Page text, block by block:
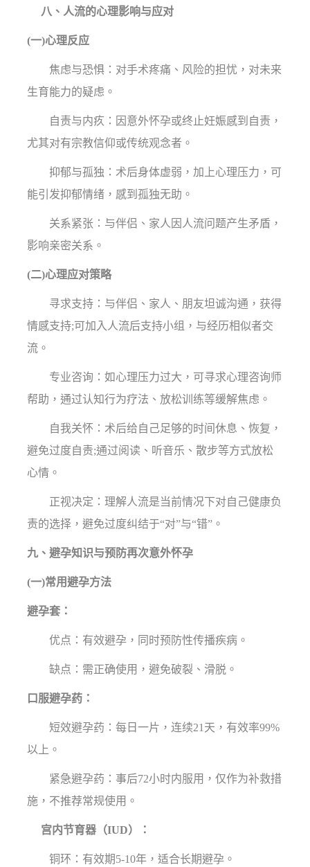
八、人流的心理影响与应对
(一)心理反应
焦虑与恐惧：对手术疼痛、风险的担忧，对未来
生育能力的疑虑。
自责与内疚：因意外怀孕或终止妊娠感到自责，
尤其对有宗教信仰或传统观念者。
抑郁与孤独：术后身体虚弱，加上心理压力，可
能引发抑郁情绪，感到孤独无助。
关系紧张：与伴侣、家人因人流问题产生矛盾，
影响亲密关系。
(二)心理应对策略
寻求支持：与伴侣、家人、朋友坦诚沟通，获得
情感支持;可加入人流后支持小组，与经历相似者交
流。
专业咨询：如心理压力过大，可寻求心理咨询师
帮助，通过认知行为疗法、放松训练等缓解焦虑。
自我关怀：术后给自己足够的时间休息、恢复，
避免过度自责;通过阅读、听音乐、散步等方式放松
心情。
正视决定：理解人流是当前情况下对自己健康负
责的选择，避免过度纠结于“对”与“错”。
九、避孕知识与预防再次意外怀孕
(一)常用避孕方法
避孕套：
优点：有效避孕，同时预防性传播疾病。
缺点：需正确使用，避免破裂、滑脱。
口服避孕药：
短效避孕药：每日一片，连续21天，有效率99%
以上。
紧急避孕药：事后72小时内服用，仅作为补救措
施，不推荐常规使用。
宫内节育器（IUD）：
铜环：有效期5-10年，适合长期避孕。